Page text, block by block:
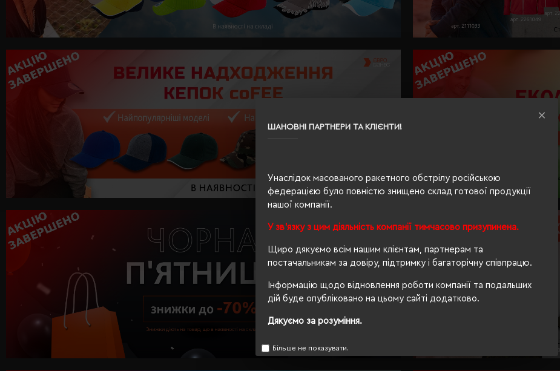
ШАНОВНІ ПАРТНЕРИ ТА КЛІЄНТИ!
Унаслідок масованого ракетного обстрілу російською
федерацією було повністю знищено склад готової продукції
нашої компанії.
У зв'язку з цим діяльність компанії тимчасово призупинена.
Щиро дякуємо всім нашим клієнтам, партнерам та
постачальникам за довіру, підтримку і багаторічну співпрацю.
Інформацію щодо відновлення роботи компанії та подальших
дій буде опубліковано на цьому сайті додатково.
Дякуємо за розуміння.
Більше не показувати.